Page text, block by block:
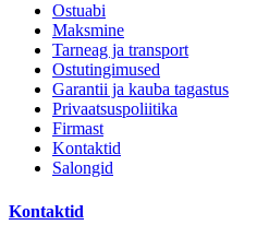
Ostuabi
Maksmine
Tarneag ja transport
Ostutingimused
Garantii ja kauba tagastus
Privaatsuspoliitika
Firmast
Kontaktid
Salongid
Kontaktid